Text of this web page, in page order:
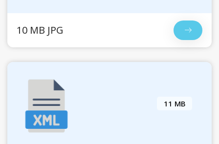
10 MB JPG
11 MB